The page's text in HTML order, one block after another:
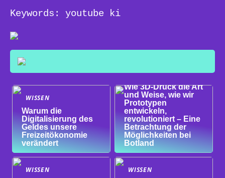
Keywords: youtube ki
WISSEN
Warum die
Digitalisierung des
Geldes unsere
Freizeitökonomie
verändert
WISSEN
Wie 3D-Druck die Art
und Weise, wie wir
Prototypen
entwickeln,
revolutioniert – Eine
Betrachtung der
Möglichkeiten bei
Botland
WISSEN WISSEN